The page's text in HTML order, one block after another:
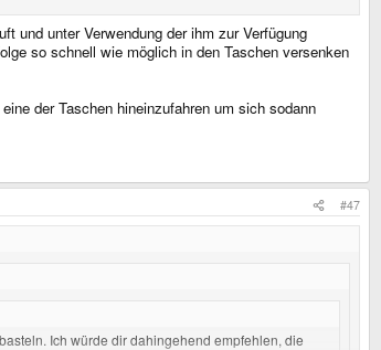
und unter Verwendung der ihm zur Verfügung
so schnell wie möglich in den Taschen versenken
der Taschen hineinzufahren um sich sodann
#47
Ich würde dir dahingehend empfehlen, die